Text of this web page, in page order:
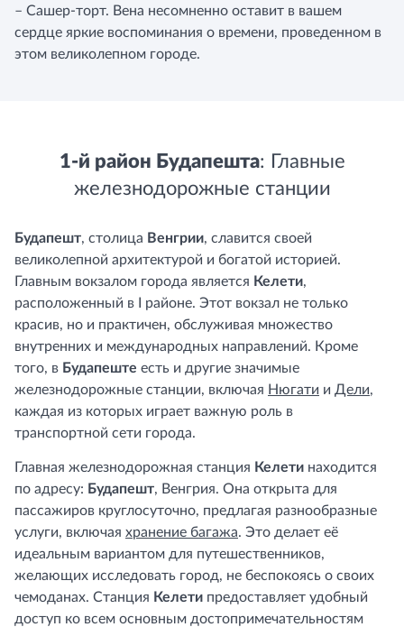
– Сашер-торт. Вена несомненно оставит в вашем
сердце яркие воспоминания о времени, проведенном в
этом великолепном городе.
1-й район Будапешта: Главные
железнодорожные станции
Будапешт, столица Венгрии, славится своей
великолепной архитектурой и богатой историей.
Главным вокзалом города является Келети,
расположенный в I районе. Этот вокзал не только
красив, но и практичен, обслуживая множество
внутренних и международных направлений. Кроме
того, в Будапеште есть и другие значимые
железнодорожные станции, включая Нюгати и Дели,
каждая из которых играет важную роль в
транспортной сети города.
Главная железнодорожная станция Келети находится
по адресу: Будапешт, Венгрия. Она открыта для
пассажиров круглосуточно, предлагая разнообразные
услуги, включая хранение багажа. Это делает её
идеальным вариантом для путешественников,
желающих исследовать город, не беспокоясь о своих
чемоданах. Станция Келети предоставляет удобный
доступ ко всем основным достопримечательностям